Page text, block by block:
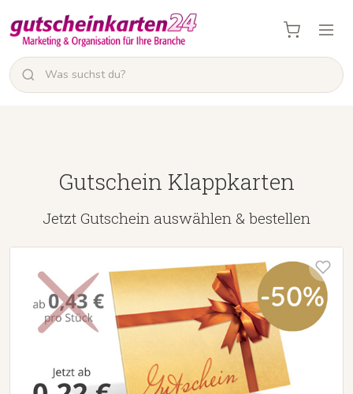
Gutschein Klappkarten
Jetzt Gutschein auswählen & bestellen